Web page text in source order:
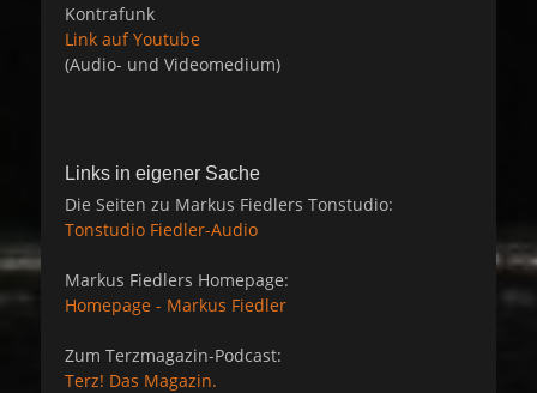
Kontrafunk
Link auf Youtube
(Audio- und Videomedium)
Links in eigener Sache
Die Seiten zu Markus Fiedlers Tonstudio:
Tonstudio Fiedler-Audio
Markus Fiedlers Homepage:
Homepage - Markus Fiedler
Zum Terzmagazin-Podcast:
Terz! Das Magazin.